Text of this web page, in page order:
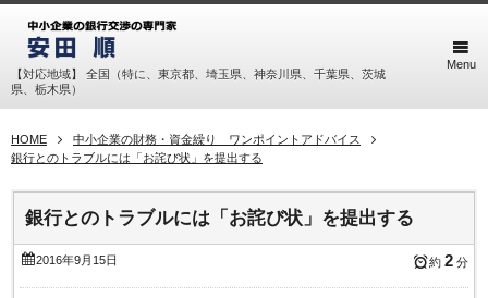
【対応地域】 全国（特に、東京都、埼玉県、神奈川県、千葉県、茨城
県、栃木県）
Menu
HOME
中小企業の財務・資金繰り ワンポイントアドバイス
銀行とのトラブルには「お詫び状」を提出する
銀行とのトラブルには「お詫び状」を提出する
2016年9月15日 約 2 分